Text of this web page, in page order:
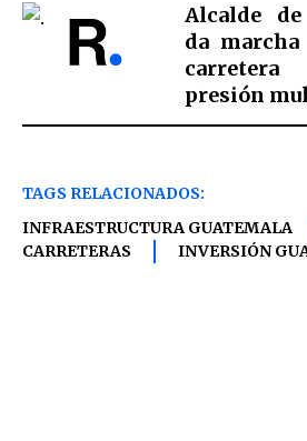
Alcalde
da
presión
TAGS RELACIONADOS:
INFRAESTRUCTURA GUATEMALA
CARRETERAS
INVERSIÓN